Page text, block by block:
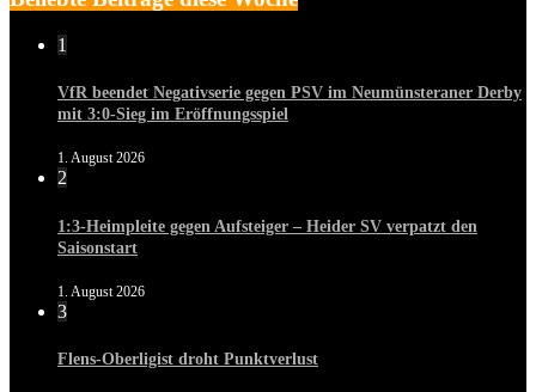
1
VfR beendet Negativserie gegen PSV im Neumünsteraner Derby
mit 3:0-Sieg im Eröffnungsspiel
1. August 2026
2
1:3-Heimpleite gegen Aufsteiger – Heider SV verpatzt den
Saisonstart
1. August 2026
3
Flens-Oberligist droht Punktverlust